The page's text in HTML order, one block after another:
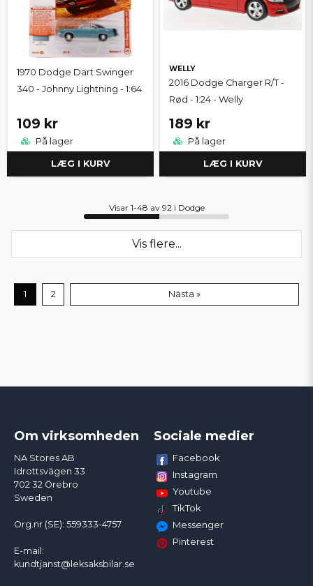
1970 Dodge Dart Swinger
340 - Johnny Lightning - 1:64
109 kr
På lager
LÆG I KURV
WELLY
2016 Dodge Charger R/T -
Rød - 1:24 - Welly
189 kr
På lager
LÆG I KURV
Visar 1-48 av 92 i Dodge
Vis flere...
1 2 Nästa »
Om virksomheden
NA Stores AB
Idrottsvägen 33
702 32 Örebro
Sweden
Org.nr (SE): 559333-4757
E-mail:
kundtjanst@leksaksbilar.se
Sociale medier
Facebook
Instagram
Youtube
TikTok
Messenger
Pinterest